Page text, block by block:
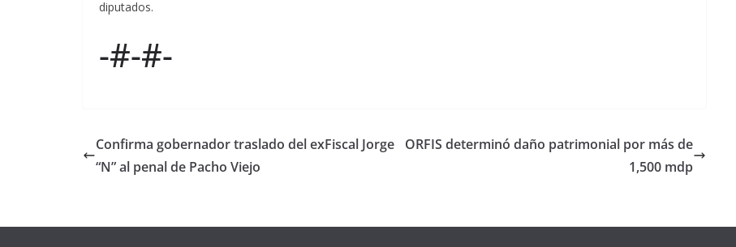
diputados.
-#-#-
Confirma gobernador traslado del exFiscal Jorge
“N” al penal de Pacho Viejo
ORFIS determinó daño patrimonial por más de
1,500 mdp
Apoyo y
Pongamos